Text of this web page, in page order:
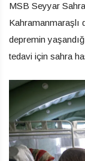
MSB Seyyar
Kahramanmaraşlı
depremin
tedavi için sahra